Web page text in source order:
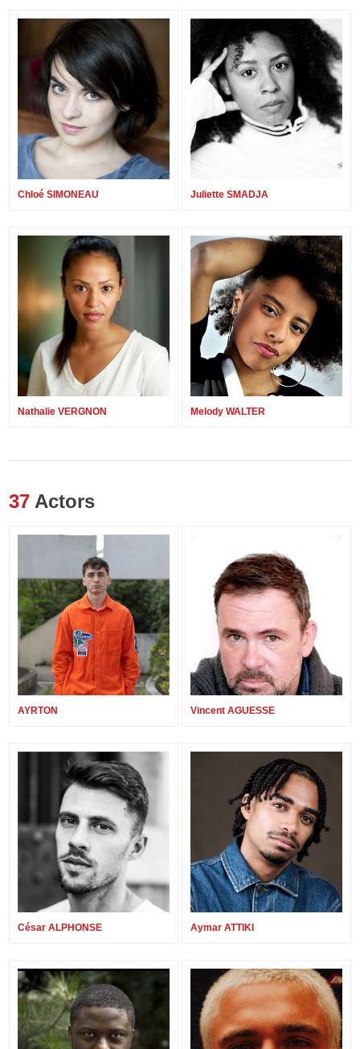
Chloé SIMONEAU Juliette SMADJA
Nathalie VERGNON Melody WALTER
37 Actors
AYRTON Vincent AGUESSE
César ALPHONSE Aymar ATTIKI